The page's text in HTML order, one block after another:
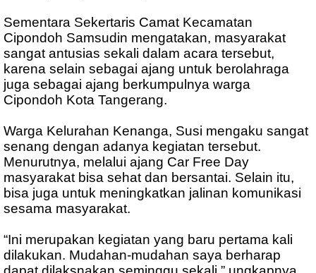
Sementara Sekertaris Camat Kecamatan
Cipondoh Samsudin mengatakan, masyarakat
sangat antusias sekali dalam acara tersebut,
karena selain sebagai ajang untuk berolahraga
juga sebagai ajang berkumpulnya warga
Cipondoh Kota Tangerang.
Warga Kelurahan Kenanga, Susi mengaku sangat
senang dengan adanya kegiatan tersebut.
Menurutnya, melalui ajang Car Free Day
masyarakat bisa sehat dan bersantai. Selain itu,
bisa juga untuk meningkatkan jalinan komunikasi
sesama masyarakat.
“Ini merupakan kegiatan yang baru pertama kali
dilakukan. Mudahan-mudahan saya berharap